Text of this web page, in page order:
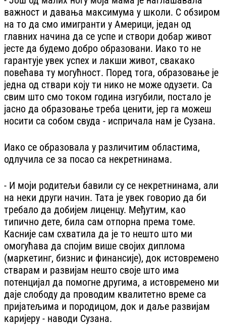
важност и давања максимума у школи. С обзиром
на то да смо имигранти у Америци, један од
главних начина да се успе и створи добар живот
јесте да будемо добро образовани. Иако то не
гарантује увек успех и лакши живот, свакако
повећава ту могућност. Поред тога, образовање је
једна од ствари коју ти нико не може одузети. Са
свим што смо током година изгубили, постало је
јасно да образовање треба ценити, јер га можеш
носити са собом свуда - испричала нам је Сузана.
Иако се образовала у различитим областима,
одлучила се за посао са некретнинама.
- И моји родитељи бавили су се некретнинама, али
на неки други начин. Тата је увек говорио да би
требало да добијем лиценцу. Међутим, као
типично дете, била сам отпорна према томе.
Касније сам схватила да је то нешто што ми
омогућава да спојим више својих диплома
(маркетинг, бизнис и финансије), док истовремено
стварам и развијам нешто своје што има
потенцијал да помогне другима, а истовремено ми
даје слободу да проводим квалитетно време са
пријатељима и породицом, док и даље развијам
каријеру - наводи Сузана.